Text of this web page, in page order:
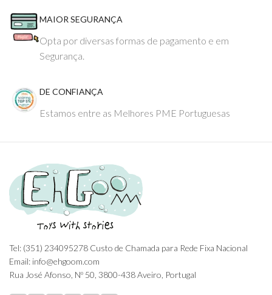
MAIOR SEGURANÇA
Opta por diversas formas de pagamento e em
Segurança.
DE CONFIANÇA
Estamos entre as Melhores PME Portuguesas
Tel: (351) 234095278 Custo de Chamada para Rede Fixa Nacional
Email: info@ehgoom.com
Rua José Afonso, Nº 50, 3800-438 Aveiro, Portugal